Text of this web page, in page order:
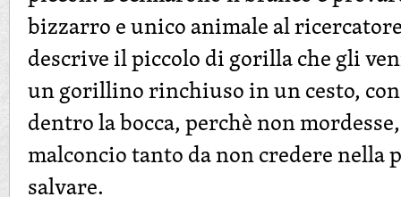
bizzarro e unico animale al
descrive il piccolo di gorilla che gli
un gorillino rinchiuso in un cesto,
dentro la bocca, perchè non
malconcio tanto da non credere
salvare.